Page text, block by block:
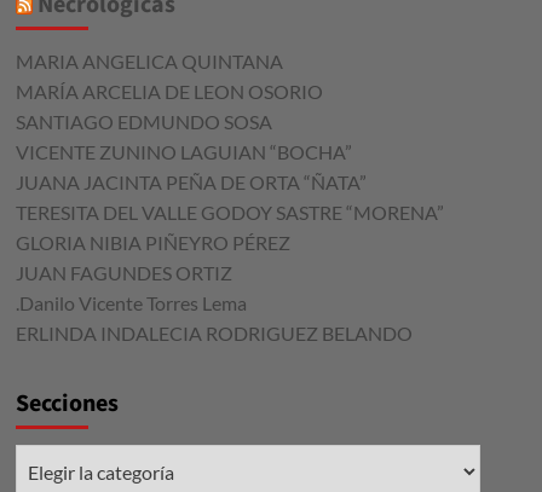
MARIA ANGELICA QUINTANA
MARÍA ARCELIA DE LEON OSORIO
SANTIAGO EDMUNDO SOSA
VICENTE ZUNINO LAGUIAN “BOCHA”
JUANA JACINTA PEÑA DE ORTA “ÑATA”
TERESITA DEL VALLE GODOY SASTRE “MORENA”
GLORIA NIBIA PIÑEYRO PÉREZ
JUAN FAGUNDES ORTIZ
.Danilo Vicente Torres Lema
ERLINDA INDALECIA RODRIGUEZ BELANDO
Secciones